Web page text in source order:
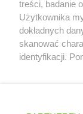
Polityka
powiązana w
Serwis
cookies.
treści, badanie
Użytkownika
dokładnych
skanować
identyfikacji.
prywatności